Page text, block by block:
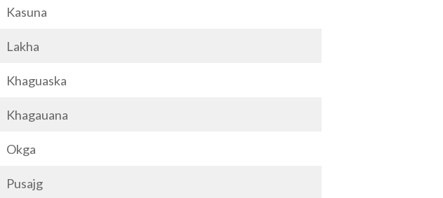
Kasuna
Lakha
Khaguaska
Khagauana
Okga
Pusajg